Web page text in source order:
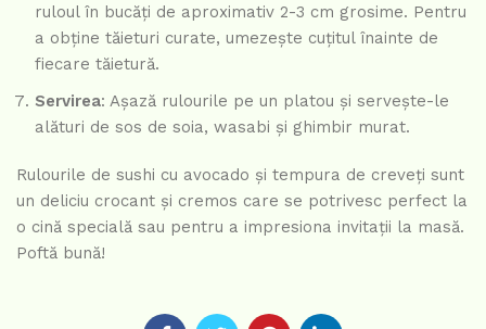
ruloul în bucăți de aproximativ 2-3 cm grosime. Pentru
a obține tăieturi curate, umezește cuțitul înainte de
fiecare tăietură.
Servirea: Așază rulourile pe un platou și servește-le
alături de sos de soia, wasabi și ghimbir murat.
Rulourile de sushi cu avocado și tempura de creveți sunt
un deliciu crocant și cremos care se potrivesc perfect la
o cină specială sau pentru a impresiona invitații la masă.
Poftă bună!